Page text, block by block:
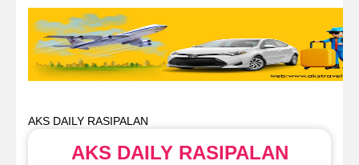
AKS DAILY RASIPALAN
AKS DAILY RASIPALAN